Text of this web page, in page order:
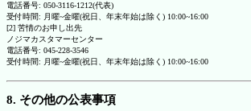
電話番号: 050-3116-1212(代表)
受付時間: 月曜~金曜(祝日、年末年始は除く) 10:00~16:00
[2] 苦情のお申し出先
ノジマカスタマーセンター
電話番号: 045-228-3546
受付時間: 月曜~金曜(祝日、年末年始は除く) 10:00~16:00
8. その他の公表事項